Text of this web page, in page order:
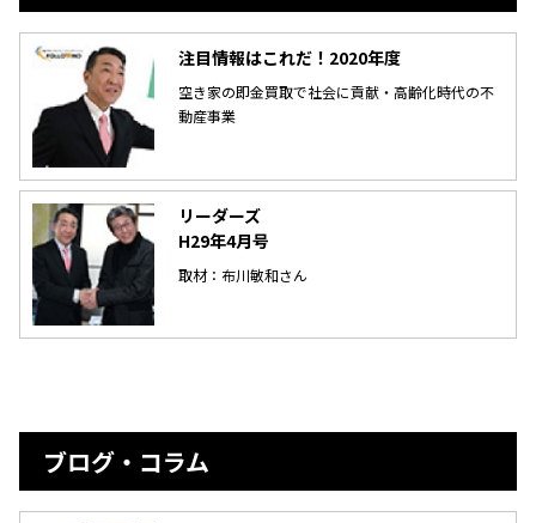
注目情報はこれだ！2020年度
空き家の即金買取で社会に貢献・高齢化時代の不
動産事業
リーダーズ
H29年4月号
取材：布川敏和さん
ブログ・コラム